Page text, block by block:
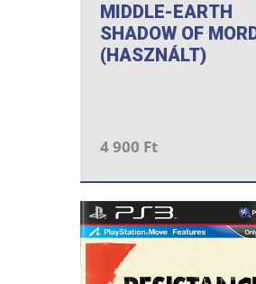
MIDDLE-EARTH
SHADOW OF
(HASZNÁLT)
4 900 Ft